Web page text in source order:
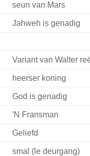
seun van Mars
Jahweh is genadig
Variant van Walter
heerser koning
God is genadig
'N Fransman
Geliefd
smal (le deurgang)